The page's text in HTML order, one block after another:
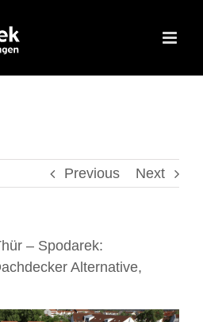
Previous Next
– Spodarek:
Alternative,